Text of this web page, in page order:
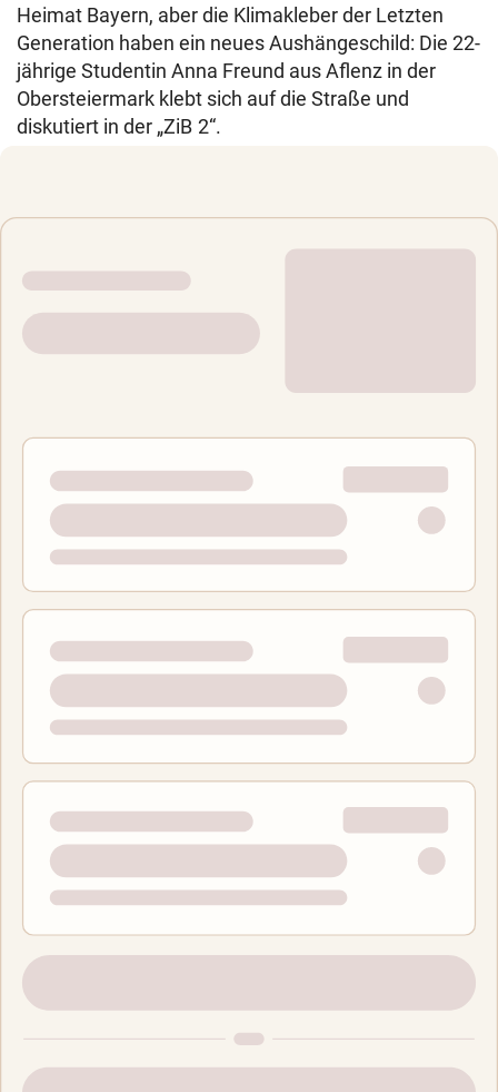
Heimat Bayern, aber die Klimakleber der Letzten
Generation haben ein neues Aushängeschild: Die 22-
jährige Studentin Anna Freund aus Aflenz in der
Obersteiermark klebt sich auf die Straße und
diskutiert in der „ZiB 2“.